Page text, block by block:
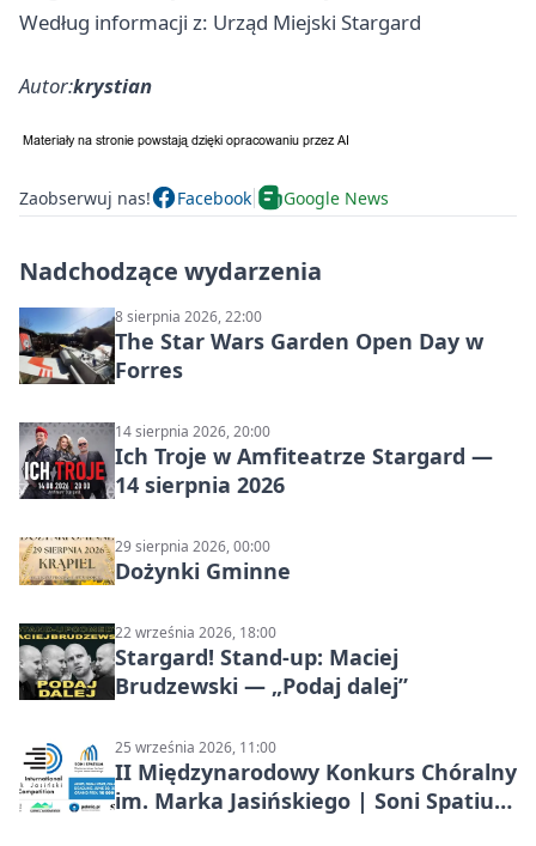
Według informacji z: Urząd Miejski Stargard
Autor:krystian
Zaobserwuj nas! Facebook Google News
Nadchodzące wydarzenia
8 sierpnia 2026, 22:00
The Star Wars Garden Open Day w
Forres
14 sierpnia 2026, 20:00
Ich Troje w Amfiteatrze Stargard —
14 sierpnia 2026
29 sierpnia 2026, 00:00
Dożynki Gminne
22 września 2026, 18:00
Stargard! Stand-up: Maciej
Brudzewski — „Podaj dalej”
25 września 2026, 11:00
II Międzynarodowy Konkurs Chóralny
im. Marka Jasińskiego | Soni Spatium